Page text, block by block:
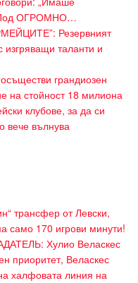
Под ОГРОМНО…
Резервният
таланти и
грандиозен
на стойност 18 милиона
клубове, за да си
вече вълнува
трансфер от Левски,
само 170 игрови минути!
Хулио Веласкес
приоритет, Веласкес
халфовата линия на